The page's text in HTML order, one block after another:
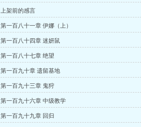
上架前的感言
第一百八十一章 伊娜（上）
第一百八十四章 迷妍鼠
第一百八十七章 绝望
第一百九十章 遗留基地
第一百九十三章 鬼狩
第一百九十六章 中级教学
第一百九十九章 回归